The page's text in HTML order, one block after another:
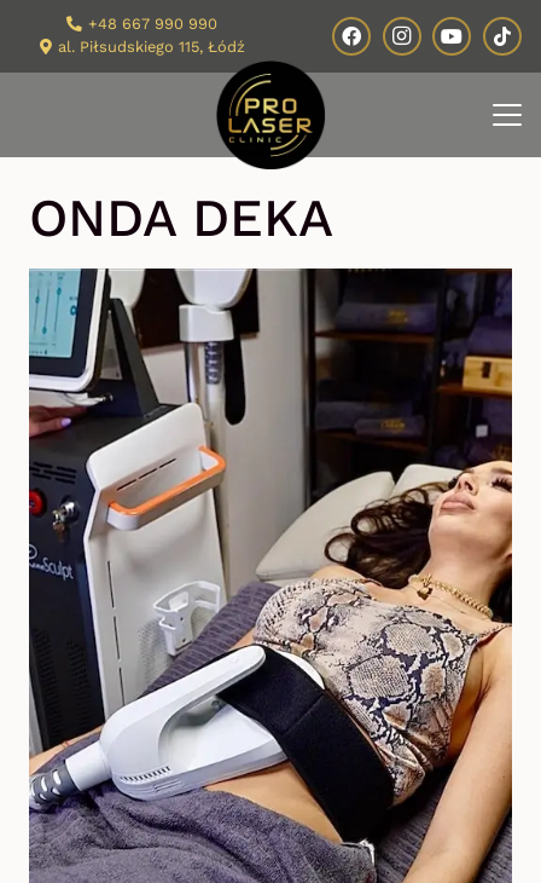
+48 667 990 990
al. Piłsudskiego 115, Łódź
ONDA DEKA